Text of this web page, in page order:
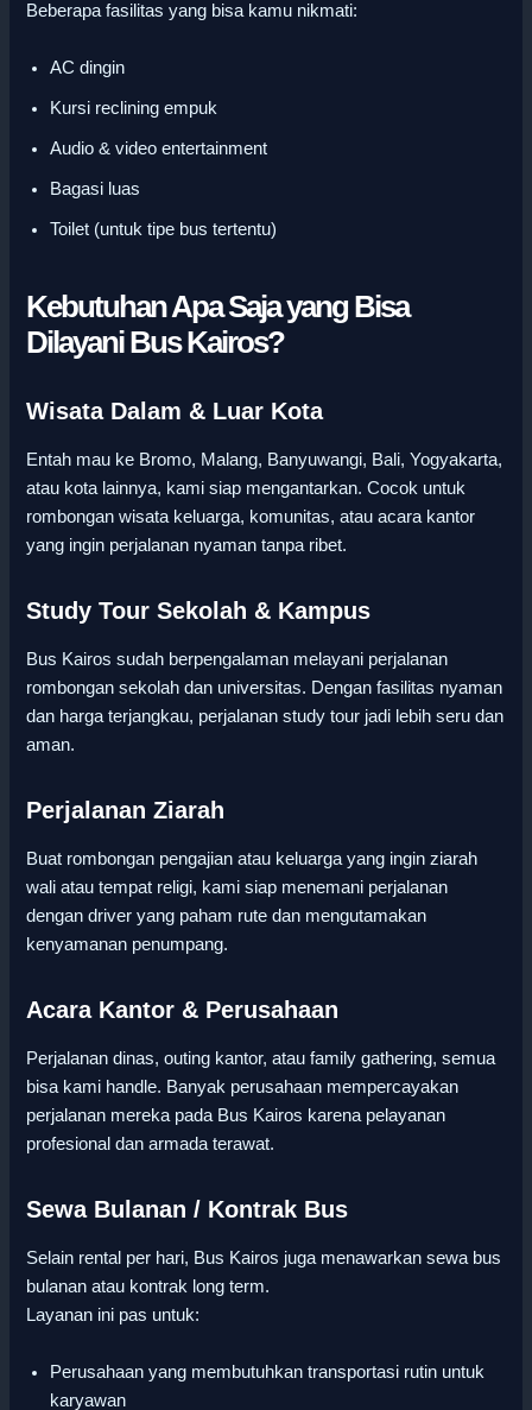
Beberapa fasilitas yang bisa kamu nikmati:
AC dingin
Kursi reclining empuk
Audio & video entertainment
Bagasi luas
Toilet (untuk tipe bus tertentu)
Kebutuhan Apa Saja yang Bisa
Dilayani Bus Kairos?
Wisata Dalam & Luar Kota
Entah mau ke Bromo, Malang, Banyuwangi, Bali, Yogyakarta,
atau kota lainnya, kami siap mengantarkan. Cocok untuk
rombongan wisata keluarga, komunitas, atau acara kantor
yang ingin perjalanan nyaman tanpa ribet.
Study Tour Sekolah & Kampus
Bus Kairos sudah berpengalaman melayani perjalanan
rombongan sekolah dan universitas. Dengan fasilitas nyaman
dan harga terjangkau, perjalanan study tour jadi lebih seru dan
aman.
Perjalanan Ziarah
Buat rombongan pengajian atau keluarga yang ingin ziarah
wali atau tempat religi, kami siap menemani perjalanan
dengan driver yang paham rute dan mengutamakan
kenyamanan penumpang.
Acara Kantor & Perusahaan
Perjalanan dinas, outing kantor, atau family gathering, semua
bisa kami handle. Banyak perusahaan mempercayakan
perjalanan mereka pada Bus Kairos karena pelayanan
profesional dan armada terawat.
Sewa Bulanan / Kontrak Bus
Selain rental per hari, Bus Kairos juga menawarkan sewa bus
bulanan atau kontrak long term.
Layanan ini pas untuk:
Perusahaan yang membutuhkan transportasi rutin untuk
karyawan